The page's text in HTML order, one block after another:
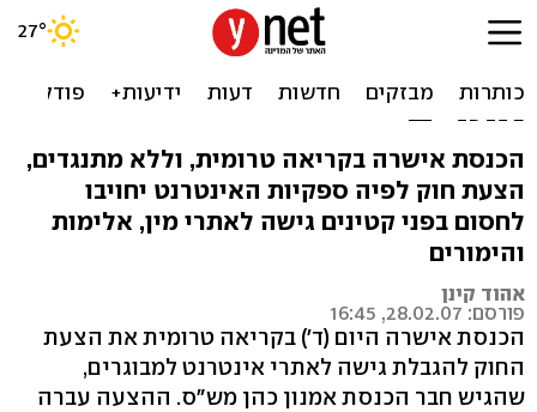
אושר בקריאה טרומית:
ספקיות האינטרנט יחסמו
אתרים
הכנסת אישרה בקריאה טרומית, וללא מתנגדים,
הצעת חוק לפיה ספקיות האינטרנט יחויבו
לחסום בפני קטינים גישה לאתרי מין, אלימות
והימורים
אהוד קינן
פורסם: 28.02.07, 16:45
הכנסת אישרה היום (ד') בקריאה טרומית את הצעת
החוק להגבלת גישה לאתרי אינטרנט למבוגרים,
שהגיש חבר הכנסת אמנון כהן מש"ס. ההצעה עברה